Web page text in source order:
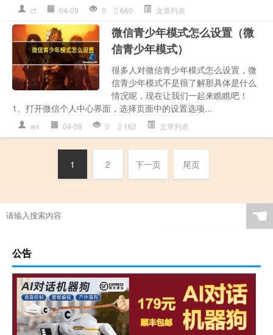
cf 04-09 0 660 文章列表
微信青少年模式怎么设置（微
信青少年模式）
很多人对微信青少年模式怎么设置，微
信青少年模式不是很了解那具体是什么
情况呢，现在让我们一起来瞧瞧吧！
1、打开微信个人中心界面，选择页面中的设置选项...
wx 04-08 0 162 文章列表
1 2 下一页 尾页
☚
公告